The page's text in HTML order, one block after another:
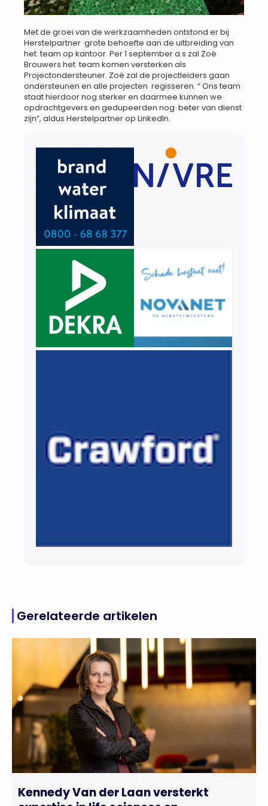
Met de groei van de werkzaamheden ontstond er bij
Herstelpartner grote behoefte aan de uitbreiding van
het team op kantoor. Per 1 september a.s zal Zoë
Brouwers het team komen versterken als
Projectondersteuner. Zoë zal de projectleiders gaan
ondersteunen en alle projecten regisseren. “ Ons team
staat hierdoor nog sterker en daarmee kunnen we
opdrachtgevers en gedupeerden nog beter van dienst
zijn”, aldus Herstelpartner op LinkedIn.
Gerelateerde artikelen
Kennedy Van der Laan versterkt